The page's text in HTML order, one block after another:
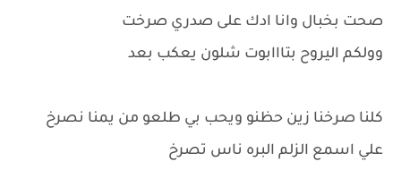
صحت بخبال وانا ادك على صدري صرخت
وولكم اليروح بتااابوت شلون يعكب بعد
كلنا صرخنا زين حظنو ويحب بي طلعو من يمنا نصرخ
علي اسمع الزلم البره ناس تصرخ